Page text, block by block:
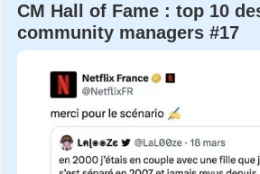
CM Hall of Fame : top 10
community managers #17